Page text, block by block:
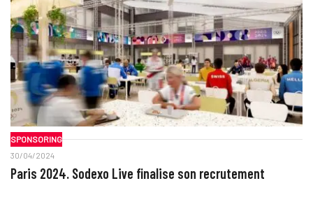
SPONSORING
30/04/2024
Paris 2024. Sodexo Live finalise son recrutement